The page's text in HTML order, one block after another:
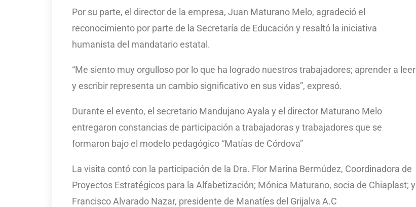
Por su parte, el director de la empresa, Juan Maturano Melo, agradeció el
reconocimiento por parte de la Secretaría de Educación y resaltó la iniciativa
humanista del mandatario estatal.
“Me siento muy orgulloso por lo que ha logrado nuestros trabajadores; aprender a leer
y escribir representa un cambio significativo en sus vidas”, expresó.
Durante el evento, el secretario Mandujano Ayala y el director Maturano Melo
entregaron constancias de participación a trabajadoras y trabajadores que se
formaron bajo el modelo pedagógico “Matías de Córdova”
La visita contó con la participación de la Dra. Flor Marina Bermúdez, Coordinadora de
Proyectos Estratégicos para la Alfabetización; Mónica Maturano, socia de Chiaplast; y
Francisco Alvarado Nazar, presidente de Manatíes del Grijalva A.C